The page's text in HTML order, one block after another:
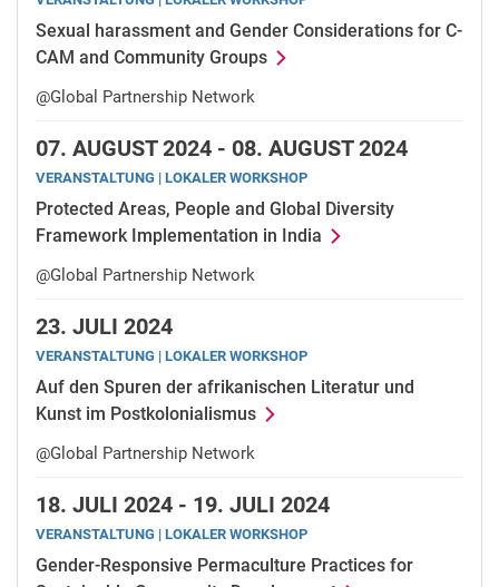
Sexual harassment and Gender Considerations for C-
CAM and Community Groups
@Global Partnership Network
07. AUGUST 2024 - 08. AUGUST 2024
VERANSTALTUNG | LOKALER WORKSHOP
Protected Areas, People and Global Diversity
Framework Implementation in India
@Global Partnership Network
23. JULI 2024
VERANSTALTUNG | LOKALER WORKSHOP
Auf den Spuren der afrikanischen Literatur und
Kunst im Postkolonialismus
@Global Partnership Network
18. JULI 2024 - 19. JULI 2024
VERANSTALTUNG | LOKALER WORKSHOP
Gender-Responsive Permaculture Practices for